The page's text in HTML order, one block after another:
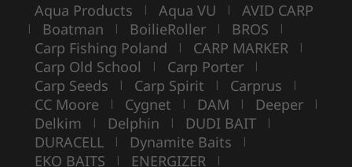
Aqua Products | Aqua VU | AVID CARP
| Boatman | BoilieRoller | BROS |
Carp Fishing Poland | CARP MARKER |
Carp Old School | Carp Porter |
Carp Seeds | Carp Spirit | Carprus |
CC Moore | Cygnet | DAM | Deeper |
Delkim | Delphin | DUDI BAIT |
DURACELL | Dynamite Baits |
EKO BAITS | ENERGIZER |